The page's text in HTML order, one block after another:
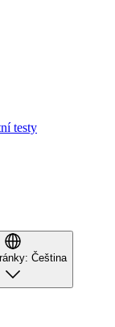
testy
Čeština